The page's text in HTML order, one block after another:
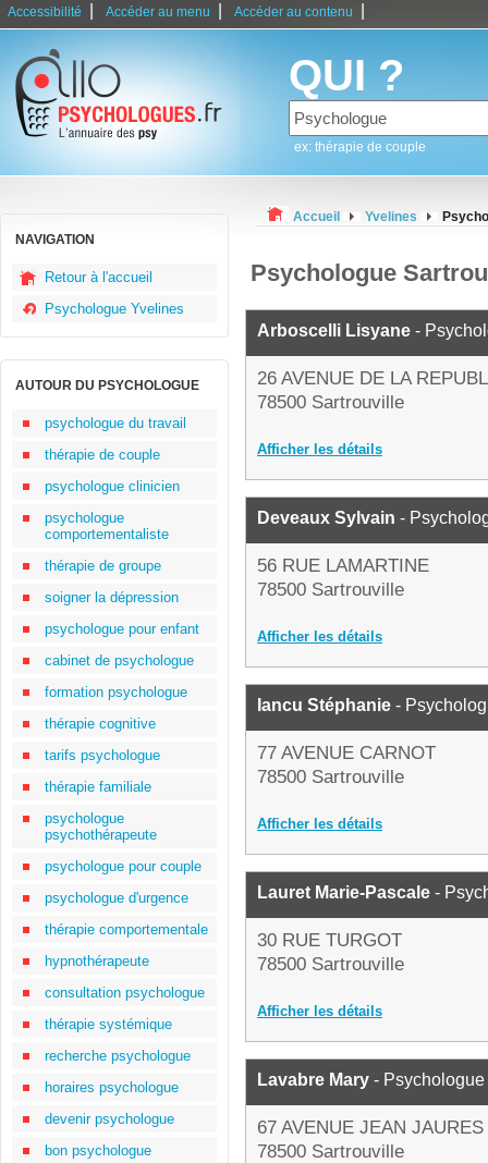
Accessibilité Accéder au menu Accéder au contenu
QUI ?
ex: thérapie de couple
NAVIGATION
Retour à l'accueil
Psychologue Yvelines
AUTOUR DU PSYCHOLOGUE
psychologue du travail
thérapie de couple
psychologue clinicien
psychologue
comportementaliste
thérapie de groupe
soigner la dépression
psychologue pour enfant
cabinet de psychologue
formation psychologue
thérapie cognitive
tarifs psychologue
thérapie familiale
psychologue
psychothérapeute
psychologue pour couple
psychologue d'urgence
thérapie comportementale
hypnothérapeute
consultation psychologue
thérapie systémique
recherche psychologue
horaires psychologue
devenir psychologue
bon psychologue
Accueil Yvelines
Psychologue
Arboscelli Lisyane -
26 AVENUE DE LA
78500 Sartrouville
Afficher les détails
Deveaux Sylvain -
56 RUE LAMARTINE
78500 Sartrouville
Afficher les détails
Iancu Stéphanie -
77 AVENUE CARNOT
78500 Sartrouville
Afficher les détails
Lauret Marie-Pascale -
30 RUE TURGOT
78500 Sartrouville
Afficher les détails
Lavabre Mary - Psychologue
67 AVENUE JEAN JAURES
78500 Sartrouville